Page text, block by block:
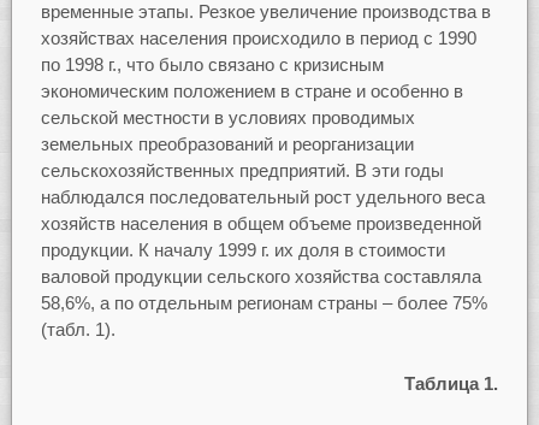
временные этапы. Резкое увеличение производства в
хозяйствах населения происходило в период с 1990
по 1998 г., что было связано с кризисным
экономическим положением в стране и особенно в
сельской местности в условиях проводимых
земельных преобразований и реорганизации
сельскохозяйственных предприятий. В эти годы
наблюдался последовательный рост удельного веса
хозяйств населения в общем объеме произведенной
продукции. К началу 1999 г. их доля в стоимости
валовой продукции сельского хозяйства составляла
58,6%, а по отдельным регионам страны – более 75%
(табл. 1).
Таблица 1.